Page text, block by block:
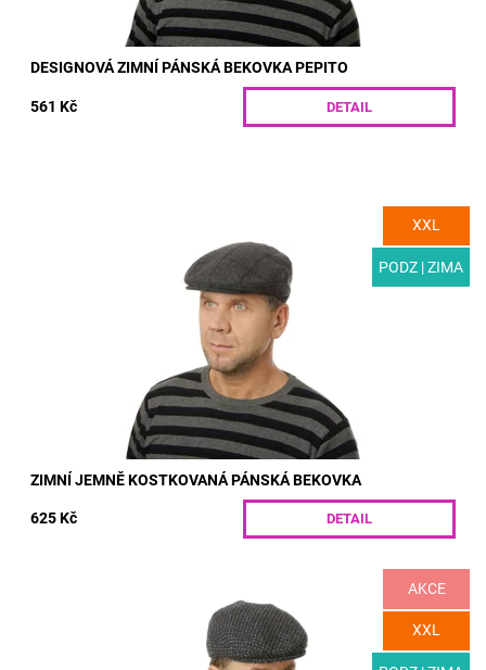
DESIGNOVÁ ZIMNÍ PÁNSKÁ BEKOVKA PEPITO
561 Kč DETAIL
XXL
PODZ | ZIMA
MODEL: T03-5 | Zimní pánská bekovka z luxusního vlněného
materiálu s jemnou kostkou a s podšívkou. Unikátní doplněk
Skladem
ZIMNÍ JEMNĚ KOSTKOVANÁ PÁNSKÁ BEKOVKA
625 Kč DETAIL
AKCE
XXL
MODEL: T03-4 | Pánská vlněná bekovka s originálním vzorem
do chladného počasí. Elegantní doplněk vašeho zimního
šatníku. Výtečnou tepelnou izolaci...